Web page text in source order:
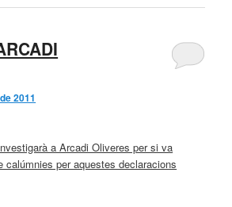
2011
a Arcadi Oliveres per si va
calúmnies per aquestes declaracions